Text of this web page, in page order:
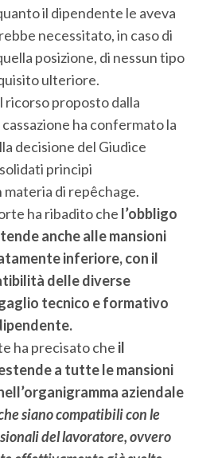
il dipendente le aveva
necessitato, in caso di
posizione, di nessun tipo
ulteriore.
ricorso proposto dalla
ha confermato la
decisione del Giudice
principi
di repêchage.
ha ribadito che l’obbligo
anche alle mansioni
inferiore, con il
delle diverse
tecnico e formativo
ha precisato che il
a tutte le mansioni
aziendale
siano compatibili con le
del lavoratore, ovvero